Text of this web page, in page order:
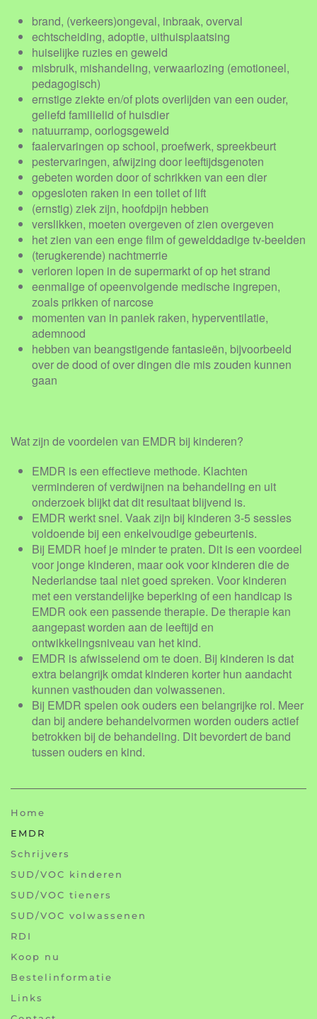
brand, (verkeers)ongeval, inbraak, overval
echtscheiding, adoptie, uithuisplaatsing
huiselijke ruzies en geweld
misbruik, mishandeling, verwaarlozing (emotioneel,
pedagogisch)
ernstige ziekte en/of plots overlijden van een ouder,
geliefd familielid of huisdier
natuurramp, oorlogsgeweld
faalervaringen op school, proefwerk, spreekbeurt
pestervaringen, afwijzing door leeftijdsgenoten
gebeten worden door of schrikken van een dier
opgesloten raken in een toilet of lift
(ernstig) ziek zijn, hoofdpijn hebben
verslikken, moeten overgeven of zien overgeven
het zien van een enge film of gewelddadige tv-beelden
(terugkerende) nachtmerrie
verloren lopen in de supermarkt of op het strand
eenmalige of opeenvolgende medische ingrepen,
zoals prikken of narcose
momenten van in paniek raken, hyperventilatie,
ademnood
hebben van beangstigende fantasieën, bijvoorbeeld
over de dood of over dingen die mis zouden kunnen
gaan
Wat zijn de voordelen van EMDR bij kinderen?
EMDR is een effectieve methode. Klachten
verminderen of verdwijnen na behandeling en uit
onderzoek blijkt dat dit resultaat blijvend is.
EMDR werkt snel. Vaak zijn bij kinderen 3-5 sessies
voldoende bij een enkelvoudige gebeurtenis.
Bij EMDR hoef je minder te praten. Dit is een voordeel
voor jonge kinderen, maar ook voor kinderen die de
Nederlandse taal niet goed spreken. Voor kinderen
met een verstandelijke beperking of een handicap is
EMDR ook een passende therapie. De therapie kan
aangepast worden aan de leeftijd en
ontwikkelingsniveau van het kind.
EMDR is afwisselend om te doen. Bij kinderen is dat
extra belangrijk omdat kinderen korter hun aandacht
kunnen vasthouden dan volwassenen.
Bij EMDR spelen ook ouders een belangrijke rol. Meer
dan bij andere behandelvormen worden ouders actief
betrokken bij de behandeling. Dit bevordert de band
tussen ouders en kind.
Home
EMDR
Schrijvers
SUD/VOC kinderen
SUD/VOC tieners
SUD/VOC volwassenen
RDI
Koop nu
Bestelinformatie
Links